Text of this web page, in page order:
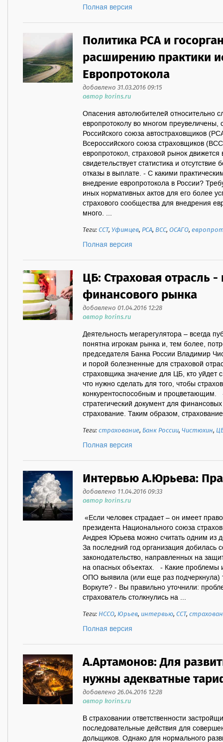
Полная версия
Политика РСА и
расширению практики
Европротокола
добавлено 31.03.2016 09:15
автор korins.ru
Опасения автолюбителей относительно
европротоколу во многом преувеличены,
Российского союза автостраховщиков
Всероссийского союза страховщиков
европротокол, страховой рынок
свидетельствует статистика и
отказы в выплате. - С какими
внедрение европротокола в России?
иных нормативных актов для его более
страхового сообщества для внедрения
много. ...
Теги:ССТ, Уфимцев, РСА, ВСС,ОСАГО,
Полная версия
ЦБ: Страховая отрасль
финансового рынка
добавлено 01.04.2016 12:28
автор korins.ru
Деятельность мегарегулятора – всегда
понятна игрокам рынка и, тем более,
председателя Банка России Владимир
и порой болезненные для страховой
страховщика значение для ЦБ, кто уйдет
что нужно сделать для того, чтобы
конкурентоспособным и процветающим.
стратегический документ для
страхование. Таким образом,
Теги:страхование, Банк России,Чистюхин,
Полная версия
Интервью А.Юрьева:
добавлено 11.04.2016 09:33
автор korins.ru
«Если человек страдает – он имеет
президента Национального союза
Андрея Юрьева можно считать одним из
За последний год организация добилась
законодательство, направленных на
на опасных объектах. - Какие проблемы
ОПО выявила (или еще раз подчеркнула)
Воркуте? - Вы правильно уточнили:
страхователь столкнулись на ...
Теги:НССО, Юрьев, интервью,ССТ,
Полная версия
А.Артамонов: Для
нужны адекватные
добавлено 26.04.2016 12:28
автор korins.ru
В страховании ответственности
последовательные действия для
дольщиков. Однако для нормального